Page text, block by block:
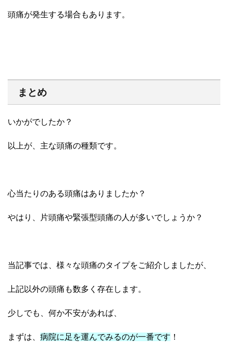
頭痛が発生する場合もあります。
まとめ
いかがでしたか？
以上が、主な頭痛の種類です。
心当たりのある頭痛はありましたか？
やはり、片頭痛や緊張型頭痛の人が多いでしょうか？
当記事では、様々な頭痛のタイプをご紹介しましたが、
上記以外の頭痛も数多く存在します。
少しでも、何か不安があれば、
まずは、 病院に足を運んでみるのが一番です ！